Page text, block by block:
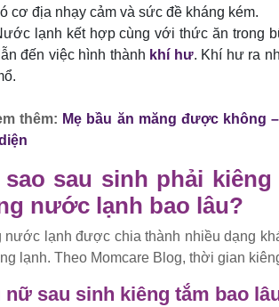
cơ địa nhạy cảm và sức đề kháng kém.
lạnh kết hợp cùng với thức ăn trong
đến việc hình thành khí hư. Khí hư ra
thêm: Mẹ bầu ăn măng được không
sao sau sinh phải
nước lạnh bao lâu?
nước lạnh được chia thành nhiều dạng
lạnh. Theo Momcare Blog, thời gian
nữ sau sinh kiêng tắm bao